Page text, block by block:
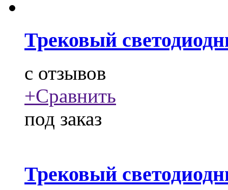
Трековый
c отзывов
+Сравнить
под заказ
Трековый